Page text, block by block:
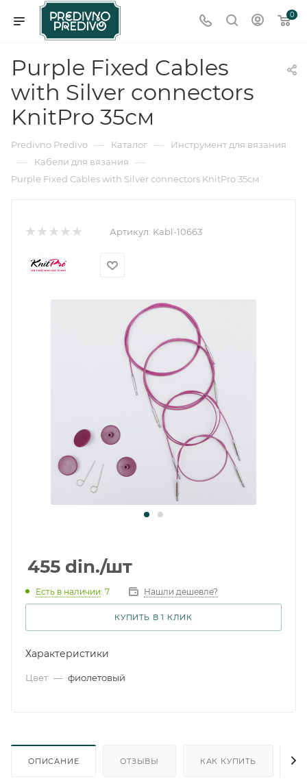
0
Purple Fixed Cables
with Silver connectors
KnitPro 35см
Predivno Predivo — Каталог — Инструмент для вязания
— Кабели для вязания —
Purple Fixed Cables with Silver connectors KnitPro 35см
Артикул: Kabl-10663
455 din./шт
Есть в наличии: 7 Нашли дешевле?
КУПИТЬ В 1 КЛИК
Характеристики
Цвет — фиолетовый
ОПИСАНИЕ ОТЗЫВЫ КАК КУПИТЬ